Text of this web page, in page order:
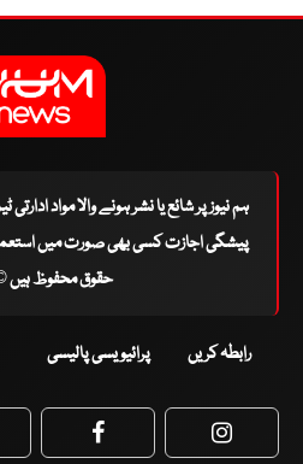
ہم نیوز پر شائع یا نشر ہونے والا مواد
پیشگی اجازت کسی بھی صورت میں
حقوق محفوظ ہیں ©
رابطہ کریں پرائیویسی پالیسی
Facebook